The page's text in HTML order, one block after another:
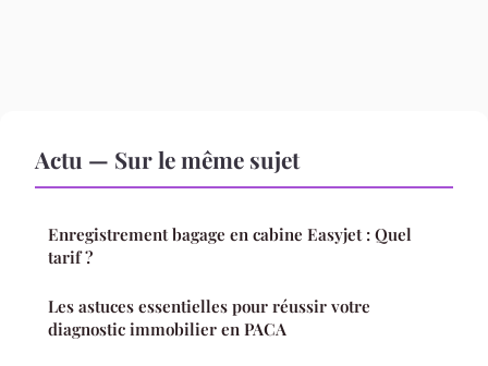
Actu — Sur le même sujet
Enregistrement bagage en cabine Easyjet : Quel
tarif ?
Les astuces essentielles pour réussir votre
diagnostic immobilier en PACA